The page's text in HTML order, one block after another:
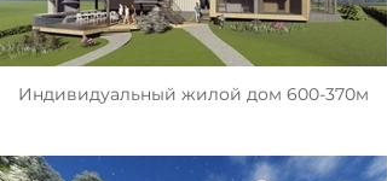
Индивидуальный жилой дом 600-370м